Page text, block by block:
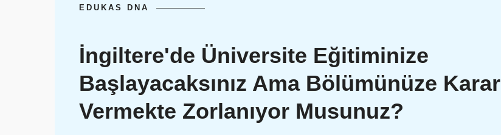
EDUKAS DNA
İngiltere'de Üniversite Eğitiminize
Başlayacaksınız Ama Bölümünüze Karar
Vermekte Zorlanıyor Musunuz?